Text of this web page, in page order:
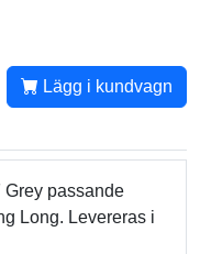
Lägg i kundvagn
Grey passande
Long. Levereras i